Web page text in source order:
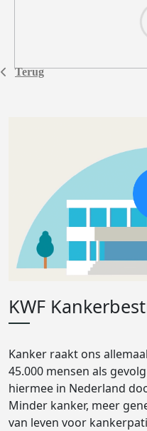
Terug
KWF
Kanker raakt ons
45.000 mensen als
hiermee in Nederland
Minder kanker, meer
van leven voor